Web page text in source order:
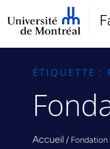
ÉTIQUETTE :
Accueil / Fondation